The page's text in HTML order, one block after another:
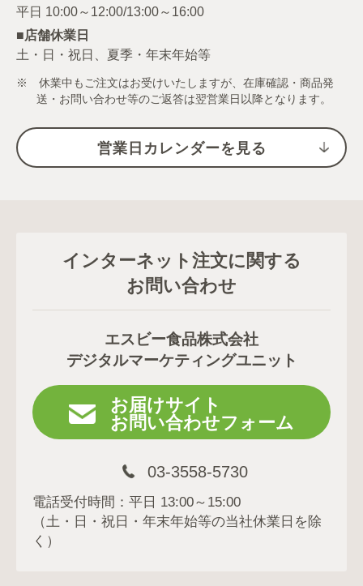
■店舗休業日
土・日・祝日、夏季・年末年始等
※ 休業中もご注文はお受けいたしますが、在庫確認・商品発
送・お問い合わせ等のご返答は翌営業日以降となります。
営業日カレンダーを見る
インターネット注文に関する
お問い合わせ
エスビー食品株式会社
デジタルマーケティングユニット
お届けサイト
お問い合わせフォーム
03-3558-5730
電話受付時間：平日 13:00～15:00
（土・日・祝日・年末年始等の当社休業日を除
く）